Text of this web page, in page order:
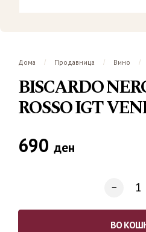
Дома / Продавница / Вино /
BISCARDO
ROSSO IGT
690 ден
ВО